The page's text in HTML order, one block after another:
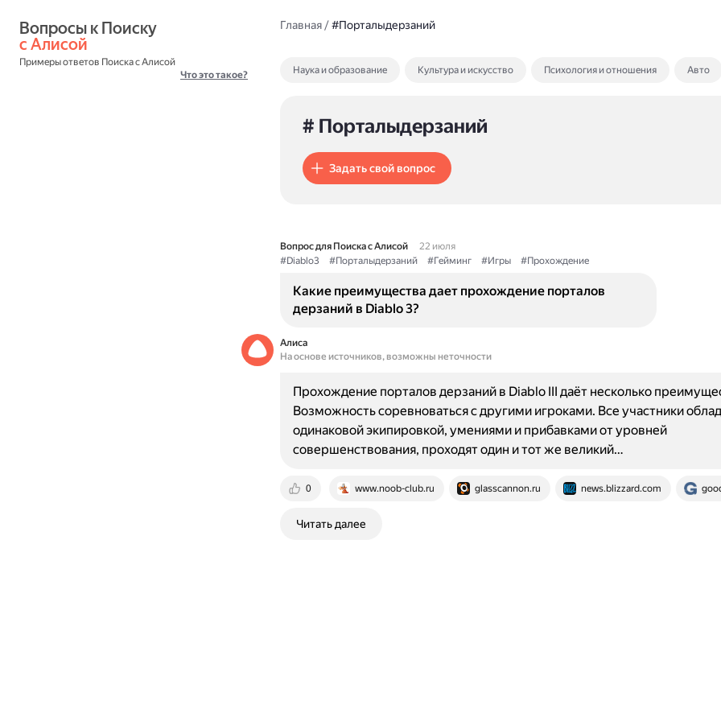
с Алисой
Примеры ответов Поиска с Алисой
Что это такое?
Главная/#Порталыдерзаний
Наука и образование Культура и искусство Психология и отношения Авто
# Порталыдерзаний
Задать свой вопрос
Вопрос для Поиска с Алисой
22 июля
#Diablo3
#Порталыдерзаний #Гейминг #Игры #Прохождение
Какие преимущества дает прохождение порталов
дерзаний в Diablo 3?
Алиса
На основе источников, возможны неточности
0 www.noob-club.ru glasscannon.ru news.blizzard.com
Прохождение порталов дерзаний в Diablo III даёт несколько
Возможность соревноваться с другими игроками. Все участники
одинаковой экипировкой, умениями и прибавками от уровней
совершенствования, проходят один и тот же великий…
Читать далее